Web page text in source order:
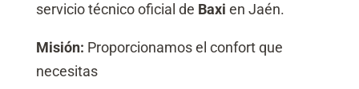
servicio técnico oficial de Baxi en Jaén.
Misión: Proporcionamos el confort que
necesitas